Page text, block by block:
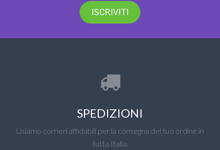
ISCRIVITI
SPEDIZIONI
Usiamo corrieri affidabili per la consegna del tuo ordine in
tutta Italia.